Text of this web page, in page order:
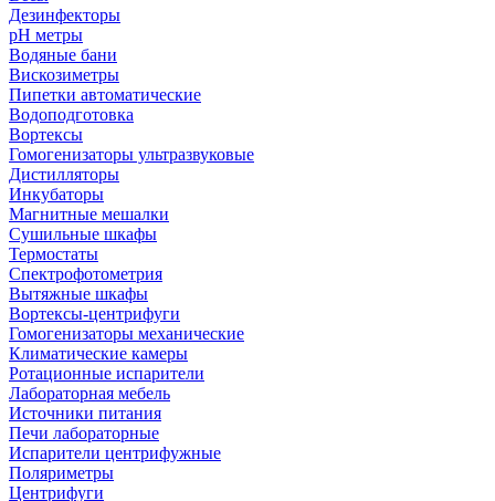
Дезинфекторы
рН метры
Водяные бани
Вискозиметры
Пипетки автоматические
Водоподготовка
Вортексы
Гомогенизаторы ультразвуковые
Дистилляторы
Инкубаторы
Магнитные мешалки
Сушильные шкафы
Термостаты
Спектрофотометрия
Вытяжные шкафы
Вортексы-центрифуги
Гомогенизаторы механические
Климатические камеры
Ротационные испарители
Лабораторная мебель
Источники питания
Печи лабораторные
Испарители центрифужные
Поляриметры
Центрифуги